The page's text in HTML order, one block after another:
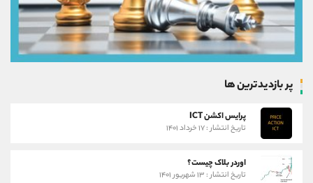
پر بازدیدترین ها
پرایس اکشن ICT
تاریخ انتشار : ۱۷ خرداد ۱۴۰۱
اوردر بلاک چیست؟
تاریخ انتشار : ۱۳ شهریور ۱۴۰۱